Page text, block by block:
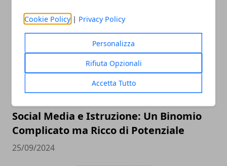
Cookie Policy | Privacy Policy
Personalizza
Rifiuta Opzionali
Accetta Tutto
Social Media e Istruzione: Un Binomio
Complicato ma Ricco di Potenziale
25/09/2024